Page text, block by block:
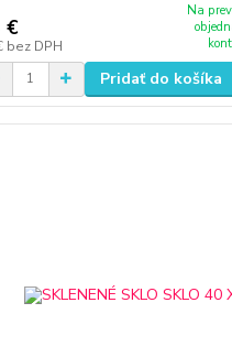
€
bez DPH
Na
Pridať do košíka